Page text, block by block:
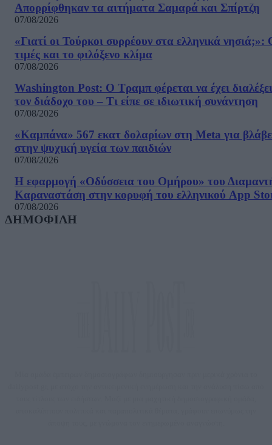
Απορρίφθηκαν τα αιτήματα Σαμαρά και Σπίρτζη
07/08/2026
«Γιατί οι Τούρκοι συρρέουν στα ελληνικά νησιά;»:
τιμές και το φιλόξενο κλίμα
07/08/2026
Washington Post: Ο Τραμπ φέρεται να έχει διαλέξει
τον διάδοχο του – Τι είπε σε ιδιωτική συνάντηση
07/08/2026
«Καμπάνα» 567 εκατ δολαρίων στη Meta για
στην ψυχική υγεία των παιδιών
07/08/2026
Η εφαρμογή «Οδύσσεια του Ομήρου» του
Καραναστάση στην κορυφή του ελληνικού App
07/08/2026
ΔΗΜΟΦΙΛΗ